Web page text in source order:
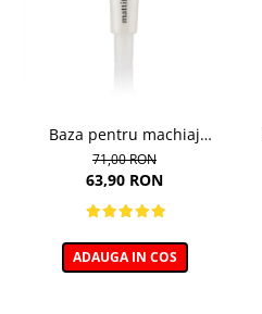
Baza pentru machiaj
Matifianta - 30ml
71,00 RON
63,90 RON
ADAUGA IN COS